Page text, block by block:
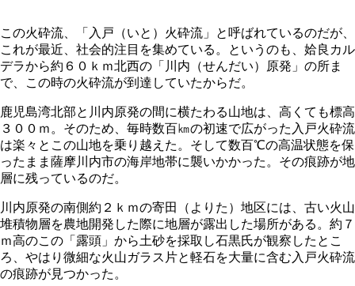
この火砕流、「入戸（いと）火砕流」と呼ばれているのだが、
これが最近、社会的注目を集めている。というのも、姶良カル
デラから約６０ｋｍ北西の「川内（せんだい）原発」の所ま
で、この時の火砕流が到達していたからだ。
鹿児島湾北部と川内原発の間に横たわる山地は、高くても標高
３００ｍ。そのため、毎時数百㎞の初速で広がった入戸火砕流
は楽々とこの山地を乗り越えた。そして数百℃の高温状態を保
ったまま薩摩川内市の海岸地帯に襲いかかった。その痕跡が地
層に残っているのだ。
川内原発の南側約２ｋｍの寄田（よりた）地区には、古い火山
堆積物層を農地開発した際に地層が露出した場所がある。約７
ｍ高のこの「露頭」から土砂を採取し石黒氏が観察したとこ
ろ、やはり微細な火山ガラス片と軽石を大量に含む入戸火砕流
の痕跡が見つかった。